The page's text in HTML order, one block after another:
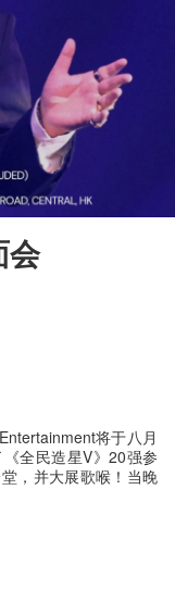
会
将于八月
全民造星V》20强参
，并大展歌喉！当晚